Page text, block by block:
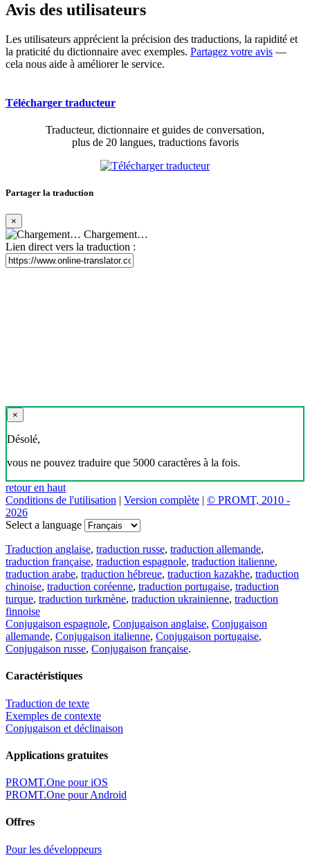
Avis des utilisateurs
Les utilisateurs apprécient la précision des traductions, la rapidité et
la praticité du dictionnaire avec exemples. Partagez votre avis —
cela nous aide à améliorer le service.
Télécharger traducteur
Traducteur, dictionnaire et guides de conversation,
plus de 20 langues, traductions favoris
Partager la traduction
×
Chargement…
Lien direct vers la traduction :
×
Désolé,
vous ne pouvez traduire que 5000 caractères à la fois.
retour en haut
Conditions de l'utilisation | Version complète | © PROMT, 2010 -
2026
Select a language
Traduction anglaise, traduction russe, traduction allemande,
traduction française, traduction espagnole, traduction italienne,
traduction arabe, traduction hébreue, traduction kazakhe, traduction
chinoise, traduction coréenne, traduction portugaise, traduction
turque, traduction turkmène, traduction ukrainienne, traduction
finnoise
Conjugaison espagnole, Conjugaison anglaise, Conjugaison
allemande, Conjugaison italienne, Conjugaison portugaise,
Conjugaison russe, Conjugaison française.
Caractéristiques
Traduction de texte
Exemples de contexte
Conjugaison et déclinaison
Applications gratuites
PROMT.One pour iOS
PROMT.One pour Android
Offres
Pour les développeurs